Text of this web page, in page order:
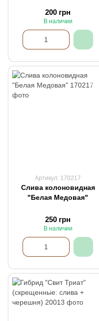
200 грн
В наличии
Артикул: 170217
Слива колоновидная
"Белая Медовая"
250 грн
В наличии